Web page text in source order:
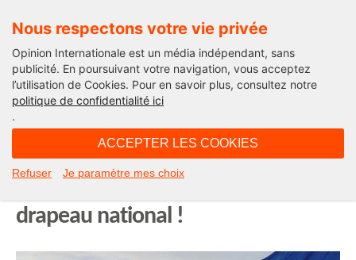
Nous respectons votre vie privée
Opinion Internationale est un média indépendant, sans
publicité. En poursuivant votre navigation, vous acceptez
l’utilisation de Cookies. Pour en savoir plus, consultez notre
politique de confidentialité ici
.
ACCEPTER LES COOKIES
Refuser Je paramètre mes choix
Avec l'Ukraine
🇺🇦 Comme chaque 23 août,
drapeau national !